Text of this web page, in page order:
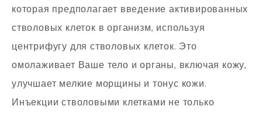
которая предполагает введение активированных
стволовых клеток в организм, используя
центрифугу для стволовых клеток. Это
омолаживает Ваше тело и органы, включая кожу,
улучшает мелкие морщины и тонус кожи.
Инъекции стволовыми клетками не только